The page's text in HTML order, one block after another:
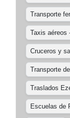
Transporte
Taxis aéreos
Cruceros y
Transporte
Traslados
Escuelas de